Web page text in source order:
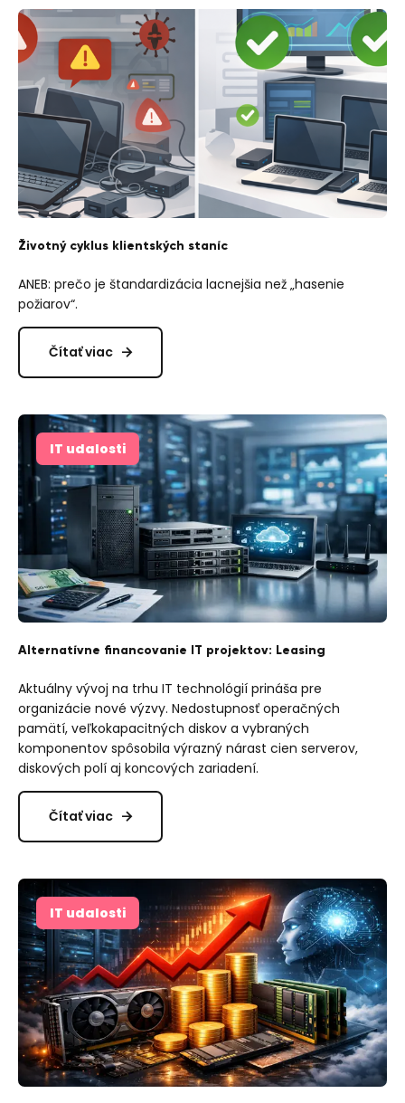
Životný cyklus klientských staníc
ANEB: prečo je štandardizácia lacnejšia než „hasenie
požiarov“.
Čítať viac
IT udalosti
Alternatívne financovanie IT projektov: Leasing
Aktuálny vývoj na trhu IT technológií prináša pre
organizácie nové výzvy. Nedostupnosť operačných
pamätí, veľkokapacitných diskov a vybraných
komponentov spôsobila výrazný nárast cien serverov,
diskových polí aj koncových zariadení.
Čítať viac
IT udalosti